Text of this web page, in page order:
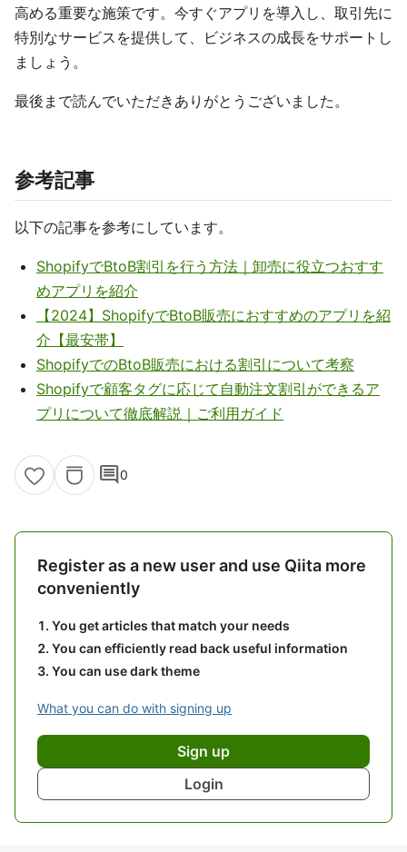
高める重要な施策です。今すぐアプリを導入し、取引先に
特別なサービスを提供して、ビジネスの成長をサポートし
ましょう。
最後まで読んでいただきありがとうございました。
参考記事
以下の記事を参考にしています。
ShopifyでBtoB割引を行う方法｜卸売に役立つおすす
めアプリを紹介
【2024】ShopifyでBtoB販売におすすめのアプリを紹
介【最安帯】
ShopifyでのBtoB販売における割引について考察
Shopifyで顧客タグに応じて自動注文割引ができるア
プリについて徹底解説｜ご利用ガイド
comment0
Register as a new user and use Qiita more
conveniently
You get articles that match your needs
You can efficiently read back useful information
You can use dark theme
What you can do with signing up
Sign up
Login